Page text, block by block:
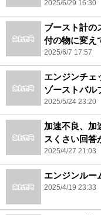
2025/6/29 16:30
ブースト計の
付の物に変え
2025/6/7 17:57
エンジンチェ
ゾーストバル
2025/5/24 23:20
加速不良、加
スくさい回答
2025/4/27 21:03
エンジンルー
2025/4/19 23:33